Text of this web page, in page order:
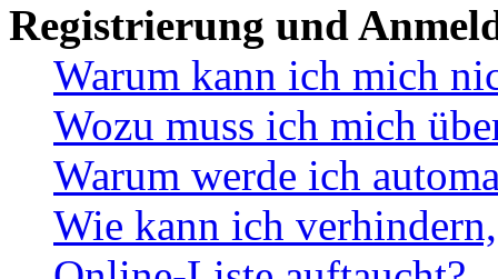
Registrierung und
Warum kann ich mich
Wozu muss ich mich
Warum werde ich
Wie kann ich